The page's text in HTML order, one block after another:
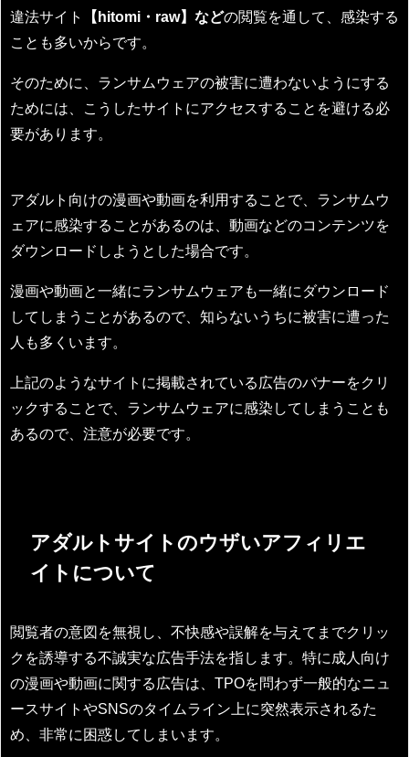
違法サイト
【hitomi・raw】などの閲覧を通して、感染する
ことも多いからです。
そのために、ランサムウェアの被害に遭わないようにする
ためには、こうしたサイトにアクセスすることを避ける必
要があります。
アダルト向けの漫画や動画を利用することで、ランサムウ
ェアに感染することがあるのは、動画などのコンテンツを
ダウンロードしようとした場合です。
漫画や動画と一緒にランサムウェアも一緒にダウンロード
してしまうことがあるので、知らないうちに被害に遭った
人も多くいます。
上記のようなサイトに掲載されている広告のバナーをクリ
ックすることで、ランサムウェアに感染してしまうことも
あるので、注意が必要です。
アダルトサイトのウザいアフィリエ
イトについて
閲覧者の意図を無視し、不快感や誤解を与えてまでクリッ
クを誘導する不誠実な広告手法を指します。特に成人向け
の漫画や動画に関する広告は、TPOを問わず一般的なニュ
ースサイトやSNSのタイムライン上に突然表示されるた
め、非常に困惑してしまいます。